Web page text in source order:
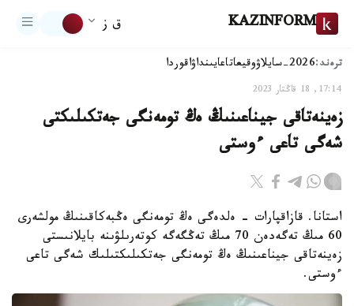
KAZINFORM ق ز
ترەند:2026-سايلاۋ وقيعاتاعايىنداۋاقوردا
17:14, 18 قاڭتار 2023
زەينەتاقى جيناعىنىڭ ەڭ تومەنگى جەتكىلىكتى
شەگى تاعى ءوستى
استانا. قازاقپارات - ەلدەگى ەڭ تومەنگى ەڭبەكاقىنىڭ مولشەرى
60 مىڭ تەگەدەن 70 مىڭ تەڭگەگە كوتەرىلۋىنە بايلانىستى
زەينەتاقى جيناعىنىڭ ەڭ تومەنگى جەتكىلىكتىلىك شەگى تاعى
ءوستى.